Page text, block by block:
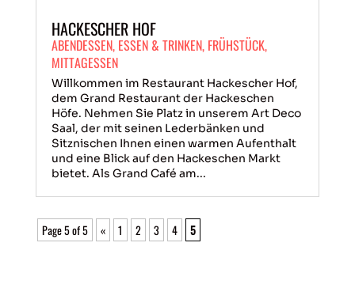
HACKESCHER HOF
ABENDESSEN, ESSEN & TRINKEN, FRÜHSTÜCK,
MITTAGESSEN
Willkommen im Restaurant Hackescher Hof,
dem Grand Restaurant der Hackeschen
Höfe. Nehmen Sie Platz in unserem Art Deco
Saal, der mit seinen Lederbänken und
Sitznischen Ihnen einen warmen Aufenthalt
und eine Blick auf den Hackeschen Markt
bietet. Als Grand Café am...
Page 5 of 5 « 1 2 3 4 5